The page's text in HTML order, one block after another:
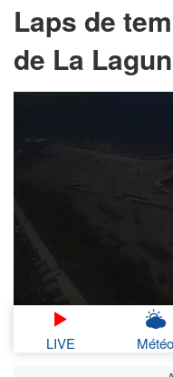
Laps de
de La
LIVE Météo